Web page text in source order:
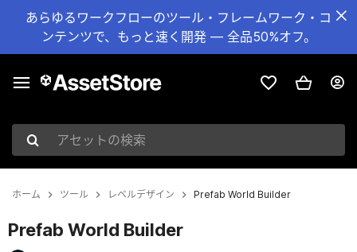
あらゆるワークフローのツール・フレームワーク・コ
ンテンツで、もっと速く開発 — 全品50%オフ。
アセットの検索
ホーム ツール レベルデザイン Prefab World Builder
Prefab World Builder